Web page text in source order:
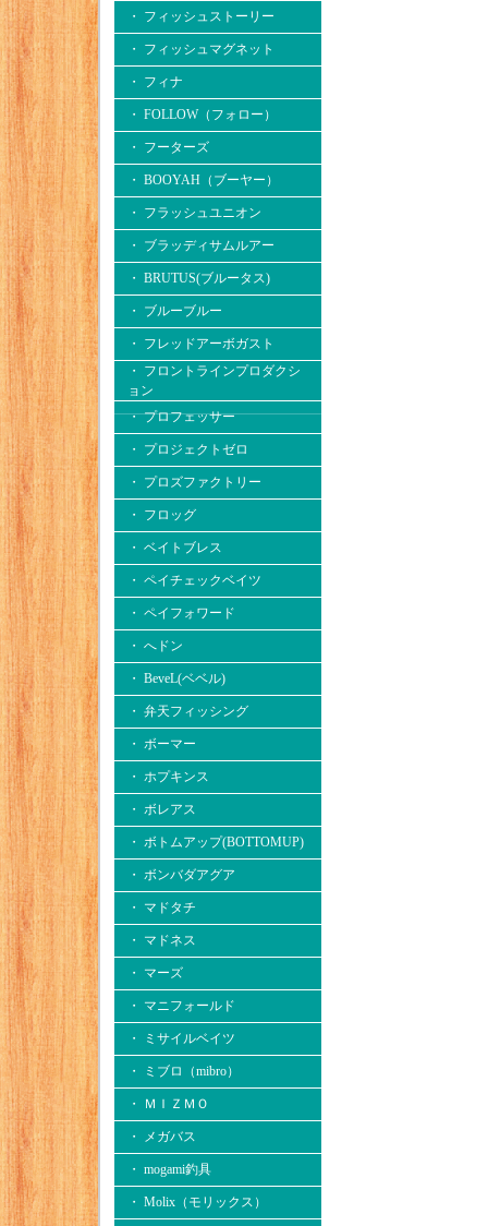
・ フィッシュストーリー
・ フィッシュマグネット
・ フィナ
・ FOLLOW（フォロー）
・ フーターズ
・ BOOYAH（ブーヤー）
・ フラッシュユニオン
・ ブラッディサムルアー
・ BRUTUS(ブルータス)
・ ブルーブルー
・ フレッドアーボガスト
・ フロントラインプロダクシ
ョン
・ プロフェッサー
・ プロジェクトゼロ
・ プロズファクトリー
・ フロッグ
・ ベイトブレス
・ ペイチェックベイツ
・ ペイフォワード
・ へドン
・ BeveL(ベベル)
・ 弁天フィッシング
・ ボーマー
・ ホプキンス
・ ボレアス
・ ボトムアップ(BOTTOMUP)
・ ボンバダアグア
・ マドタチ
・ マドネス
・ マーズ
・ マニフォールド
・ ミサイルベイツ
・ ミブロ（mibro）
・ ＭＩＺＭＯ
・ メガバス
・ mogami釣具
・ Molix（モリックス）